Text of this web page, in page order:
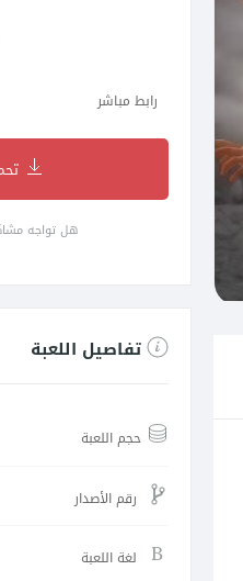
رابط مباشر
هل تواجه
تفاصيل اللعبة
حجم اللعبة
رقم الأصدار
لغة اللعبة